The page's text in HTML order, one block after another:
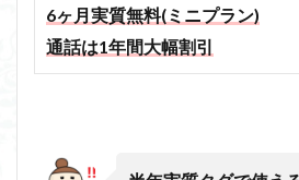
6ヶ月実質無料(ミニプラン)
通話は1年間大幅割引